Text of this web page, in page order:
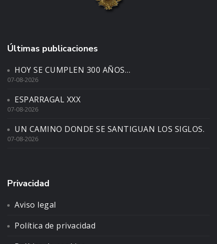
Últimas publicaciones
HOY SE CUMPLEN 300 AÑOS…
07-08-2026
ESPARRAGAL XXX
07-08-2026
UN CAMINO DONDE SE SANTIGUAN LOS SIGLOS.
07-08-2026
Privacidad
Aviso legal
Política de privacidad